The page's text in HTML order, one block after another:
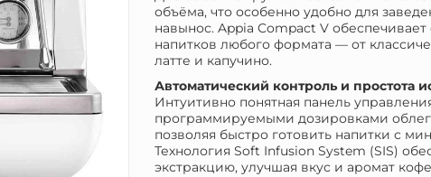
объёма, что особенно удобно для
навынос. Appia Compact V
напитков любого формата — от
латте и капучино.
Автоматический контроль и простота
Интуитивно понятная панель
программируемыми дозировками
позволяя быстро готовить напитки с
Технология Soft Infusion System (SIS)
экстракцию, улучшая вкус и аромат